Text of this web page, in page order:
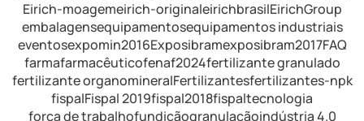
Eirich-moagemeirich-originaleirichbrasilEirichGroup
embalagensequipamentosequipamentos industriais
eventosexpomin2016Exposibramexposibram2017FAQ
farmafarmacêuticofenaf2024fertilizante granulado
fertilizante organomineralFertilizantesfertilizantes-npk
fispalFispal 2019fispal2018fispaltecnologia
força de trabalhofundiçãogranulaçãoindústria 4.0